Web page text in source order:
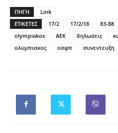
ΠΗΓΗ
Link
ΕΤΙΚΕΤΕΣ
17/2 17/2/18 83-88
olympiakos
ΑΕΚ δηλωσεις
ολυμπιακος
οσφπ συνεντευξη